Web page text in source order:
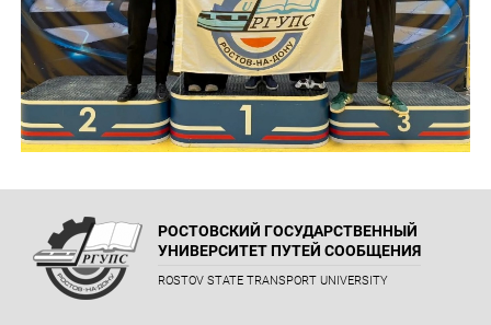
РОСТОВСКИЙ ГОСУДАРСТВЕННЫЙ
УНИВЕРСИТЕТ ПУТЕЙ СООБЩЕНИЯ
ROSTOV STATE TRANSPORT UNIVERSITY